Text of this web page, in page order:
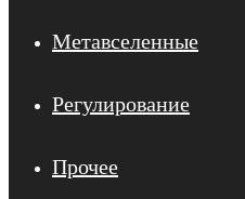
Метавселенные
Регулирование
Прочее